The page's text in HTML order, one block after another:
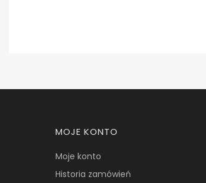
Linki w stopce
MOJE KONTO
Moje konto
Historia zamówień